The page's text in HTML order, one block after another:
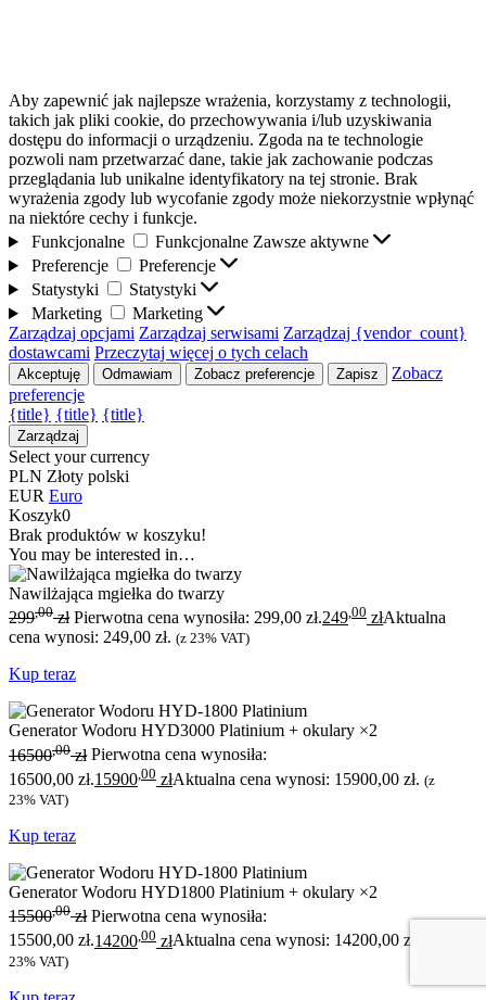
Aby zapewnić jak najlepsze wrażenia, korzystamy z technologii,
takich jak pliki cookie, do przechowywania i/lub uzyskiwania
dostępu do informacji o urządzeniu. Zgoda na te technologie
pozwoli nam przetwarzać dane, takie jak zachowanie podczas
przeglądania lub unikalne identyfikatory na tej stronie. Brak
wyrażenia zgody lub wycofanie zgody może niekorzystnie wpłynąć
na niektóre cechy i funkcje.
Funkcjonalne
Funkcjonalne Zawsze aktywne
Preferencje
Preferencje
Statystyki
Statystyki
Marketing
Marketing
Zarządzaj opcjami Zarządzaj serwisami Zarządzaj {vendor_count}
dostawcami Przeczytaj więcej o tych celach
Akceptuję Odmawiam Zobacz preferencje Zapisz
Zobacz
preferencje
{title} {title} {title}
Zarządzaj
Select your currency
PLN Złoty polski
EUR Euro
Koszyk0
Brak produktów w koszyku!
You may be interested in…
Nawilżająca mgiełka do twarzy
299,00 zł Pierwotna cena wynosiła: 299,00 zł.249,00 złAktualna
cena wynosi: 249,00 zł. (z 23% VAT)
Kup teraz
Generator Wodoru HYD3000 Platinium + okulary ×2
16500,00 zł Pierwotna cena wynosiła:
16500,00 zł.15900 ,00 złAktualna cena wynosi: 15900,00 zł. (z
23% VAT)
Kup teraz
Generator Wodoru HYD1800 Platinium + okulary ×2
15500,00 zł Pierwotna cena wynosiła:
15500,00 zł.14200 ,00 złAktualna cena wynosi: 14200,00 zł.
23% VAT)